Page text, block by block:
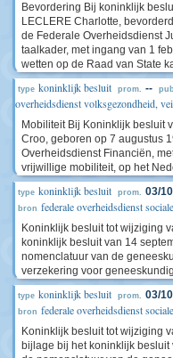
Bevordering Bij koninklijk
LECLERE Charlotte,
de Federale Overheidsdienst
taalkader, met ingang van 1
wetten op de Raad van State
type koninklijk besluit prom. --
overheidsdienst volksgezondheid,
Mobiliteit Bij Koninklijk besluit
Croo, geboren op 7 augustus
Overheidsdienst Financiën,
vrijwillige mobiliteit, op het
type koninklijk besluit prom. 03/
bron federale overheidsdienst
Koninklijk besluit tot wijziging
koninklijk besluit van 14
nomenclatuur van de
verzekering voor
type koninklijk besluit prom. 03/
bron federale overheidsdienst
Koninklijk besluit tot wijziging
bijlage bij het koninklijk besluit